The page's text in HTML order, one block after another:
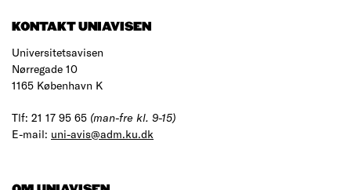
KONTAKT UNIAVISEN
Universitetsavisen
Nørregade 10
1165 København K
Tlf: 21 17 95 65 (man-fre kl. 9-15)
E-mail: uni-avis@adm.ku.dk